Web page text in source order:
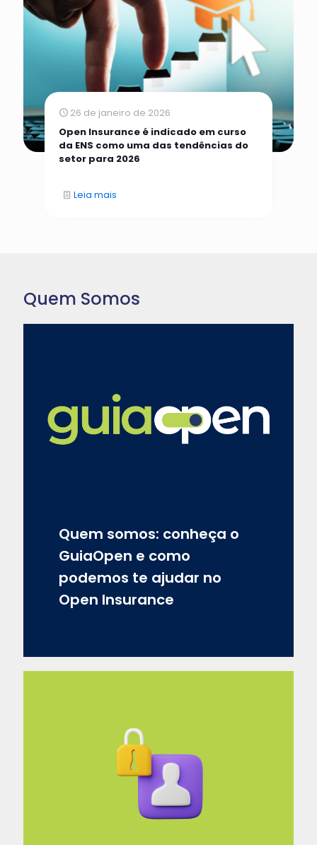
26 de janeiro de 2026
Open Insurance é indicado em curso
da ENS como uma das tendências do
setor para 2026
Leia mais
Quem Somos
Quem somos: conheça o
GuiaOpen e como
podemos te ajudar no
Open Insurance